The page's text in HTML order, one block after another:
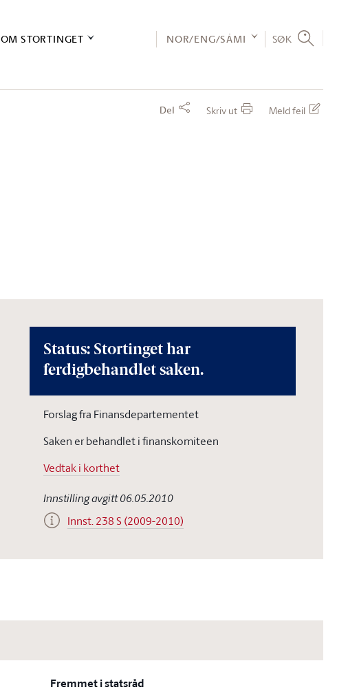
OM STORTINGET NOR/ENG/SÁMI SØK
Del Skriv ut Meld feil
Status: Stortinget har
ferdigbehandlet saken.
Forslag fra Finansdepartementet
Saken er behandlet i finanskomiteen
Vedtak i korthet
Innstilling avgitt 06.05.2010
Innst. 238 S (2009-2010)
Fremmet i statsråd